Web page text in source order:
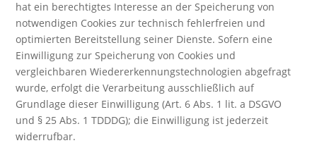
hat ein berechtigtes Interesse an der Speicherung von
notwendigen Cookies zur technisch fehlerfreien und
optimierten Bereitstellung seiner Dienste. Sofern eine
Einwilligung zur Speicherung von Cookies und
vergleichbaren Wiedererkennungstechnologien abgefragt
wurde, erfolgt die Verarbeitung ausschließlich auf
Grundlage dieser Einwilligung (Art. 6 Abs. 1 lit. a DSGVO
und § 25 Abs. 1 TDDDG); die Einwilligung ist jederzeit
widerrufbar.